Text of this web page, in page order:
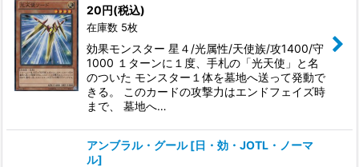
20円(税込)
在庫数 5枚
効果モンスター 星４/光属性/天使族/攻1400/守
1000 １ターンに１度、手札の「光天使」と名
のついた モンスター１体を墓地へ送って発動で
きる。 このカードの攻撃力はエンドフェイズ時
まで、 墓地へ…
アンブラル・グール [日・効・JOTL・ノーマ
ル]